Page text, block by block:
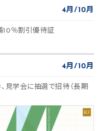
4月 10月
10％割引優待証
4月 10月
見学会に抽選で招待（長期